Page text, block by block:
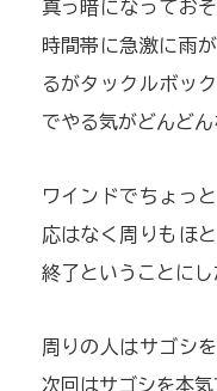
真っ暗になってお
時間帯に急激に雨
るがタックルボッ
でやる気がどんどん
ワインドでちょっ
応はなく周りもほ
終了ということにし
周りの人はサゴシ
次回はサゴシを本気